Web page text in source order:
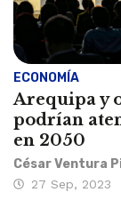
ECONOMÍA
Arequipa y
podrían
en 2050
César Ventura
27 Sep, 2023